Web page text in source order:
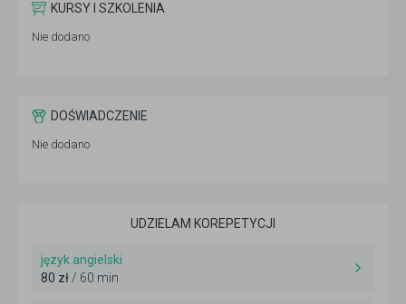
KURSY I SZKOLENIA
Nie dodano
DOŚWIADCZENIE
Nie dodano
UDZIELAM KOREPETYCJI
język angielski
80 zł/ 60 min